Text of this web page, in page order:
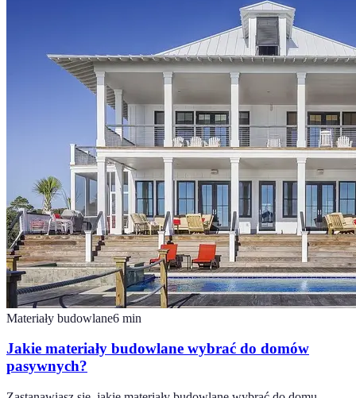
Materiały budowlane6 min
Jakie materiały budowlane wybrać do domów
pasywnych?